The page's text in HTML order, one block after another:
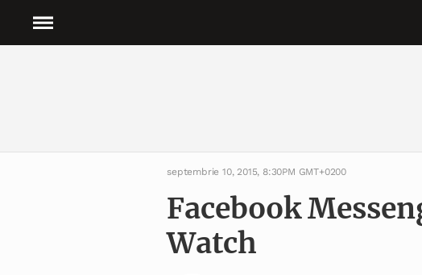
septembrie 10, 2015, 8:30PM GMT+0200
Facebook
Watch